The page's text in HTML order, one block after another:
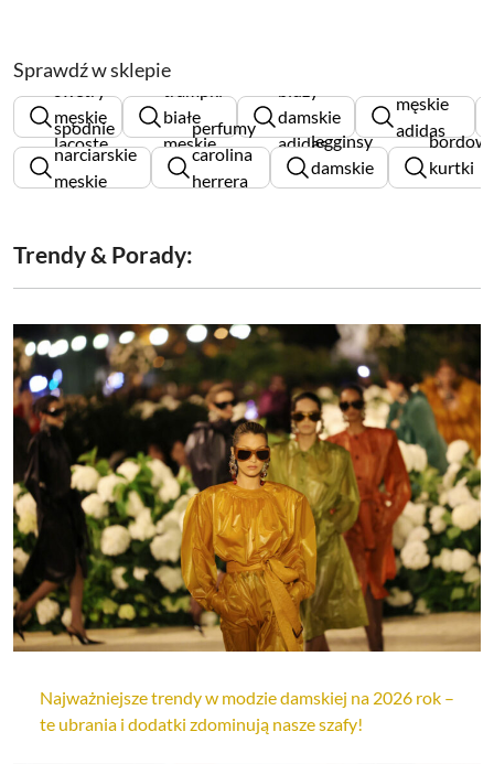
Sprawdź w sklepie
męskie
lacoste
białe
męskie
damskie
adidas
męskie
adidas
originals
spodnie
narciarskie
męskie
perfumy
carolina
herrera
legginsy
damskie
adidas
kurtki
damskie
Trendy & Porady:
Najważniejsze trendy w modzie damskiej na 2026 rok –
te ubrania i dodatki zdominują nasze szafy!